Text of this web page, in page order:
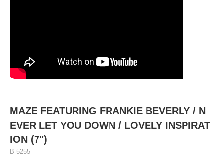
MAZE FEATURING FRANKIE BEVERLY / N
EVER LET YOU DOWN / LOVELY INSPIRAT
ION (7")
B-5255